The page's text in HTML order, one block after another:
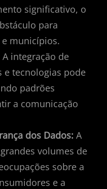
significativo, o
para
municípios.
A integração de
e tecnologias pode
padrões
a comunicação
dos Dados: A
volumes de
sobre a
e a